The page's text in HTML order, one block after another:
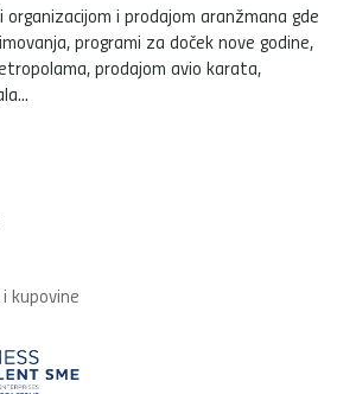
organizacijom i prodajom aranžmana gde
programi za doček nove godine,
prodajom avio karata,
kupovine